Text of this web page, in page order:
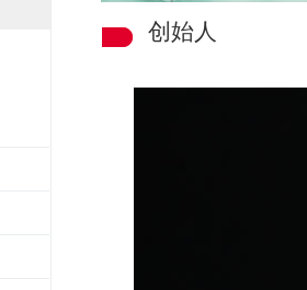
创始人